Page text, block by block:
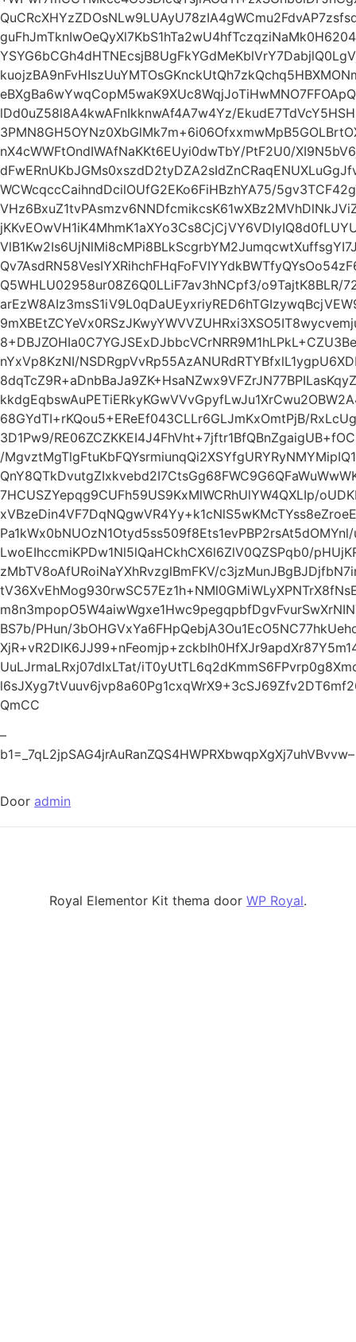
lDd0uZ58l8A4kwAFnIkknwAf4A7w4Yz/
nX4cWWFtOndIWAfNaKKt6EUyi0dwTbY/PtF2U0/
WCWcqccCaihndDcilOUfG2EKo6FiHBzhYA75/
Q5WHLU02958ur08Z6Q0LLiF7av3hNCpf3/o9TajtK8BLR/
nYxVp8KzNI/
68GYdTI+rKQou5+EReEf043CLLr6GLJmKxOmtPjB/
3D1Pw9/
/
7HCUSZYepqg9CUFh59US9KxMlWCRhUlYW4QXLIp/
LwoEIhccmiKPDw1Nl5lQaHCkhCX6l6ZlV0QZSPqb0/
zMbTV8oAfURoiNaYXhRvzglBmFKV/
BS7b/PHun/
UuLJrmaLRxj07dIxLTat/
QmCC
–
b1=_7qL2jpSAG4jrAuRanZQS4HWPRXbwqpXgXj7uhVBvvw–
Door admin
Royal Elementor Kit thema door WP Royal.